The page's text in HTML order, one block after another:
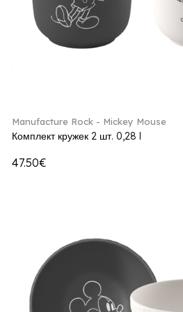
Manufacture Rock - Mickey Mouse
Комплект кружек 2 шт. 0,28 l
47.50€